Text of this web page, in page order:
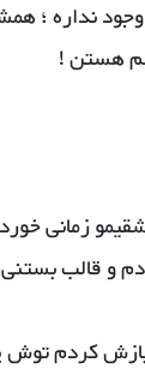
نداره ؛
هستن !
زمانی
و قالب
کردم توش